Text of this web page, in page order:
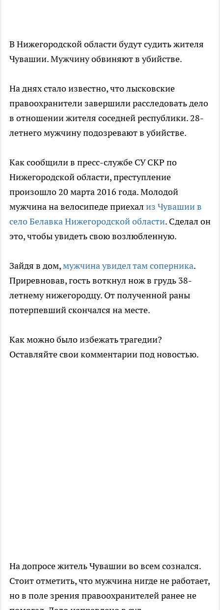
В Нижегородской области будут судить жителя
Чувашии. Мужчину обвиняют в убийстве.
На днях стало известно, что лысковские
правоохранители завершили расследовать дело
в отношении жителя соседней республики. 28-
летнего мужчину подозревают в убийстве.
Как сообщили в пресс-службе СУ СКР по
Нижегородской области, преступление
произошло 20 марта 2016 года. Молодой
мужчина на велосипеде приехал из Чувашии в
село Белавка Нижегородской области. Сделал он
это, чтобы увидеть свою возлюбленную.
Зайдя в дом,мужчина увидел там соперника.
Приревновав, гость воткнул нож в грудь 38-
летнему нижегородцу. От полученной раны
потерпевший скончался на месте.
Как можно было избежать трагедии?
Оставляйте свои комментарии под новостью.
На допросе житель Чувашии во всем сознался.
Стоит отметить, что мужчина нигде не работает,
но в поле зрения правоохранителей ранее не